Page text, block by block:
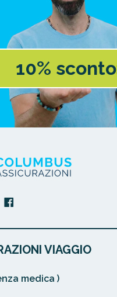
10% sconto
VIAGGIO
medica )